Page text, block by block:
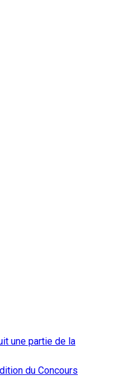
une partie de la
du Concours